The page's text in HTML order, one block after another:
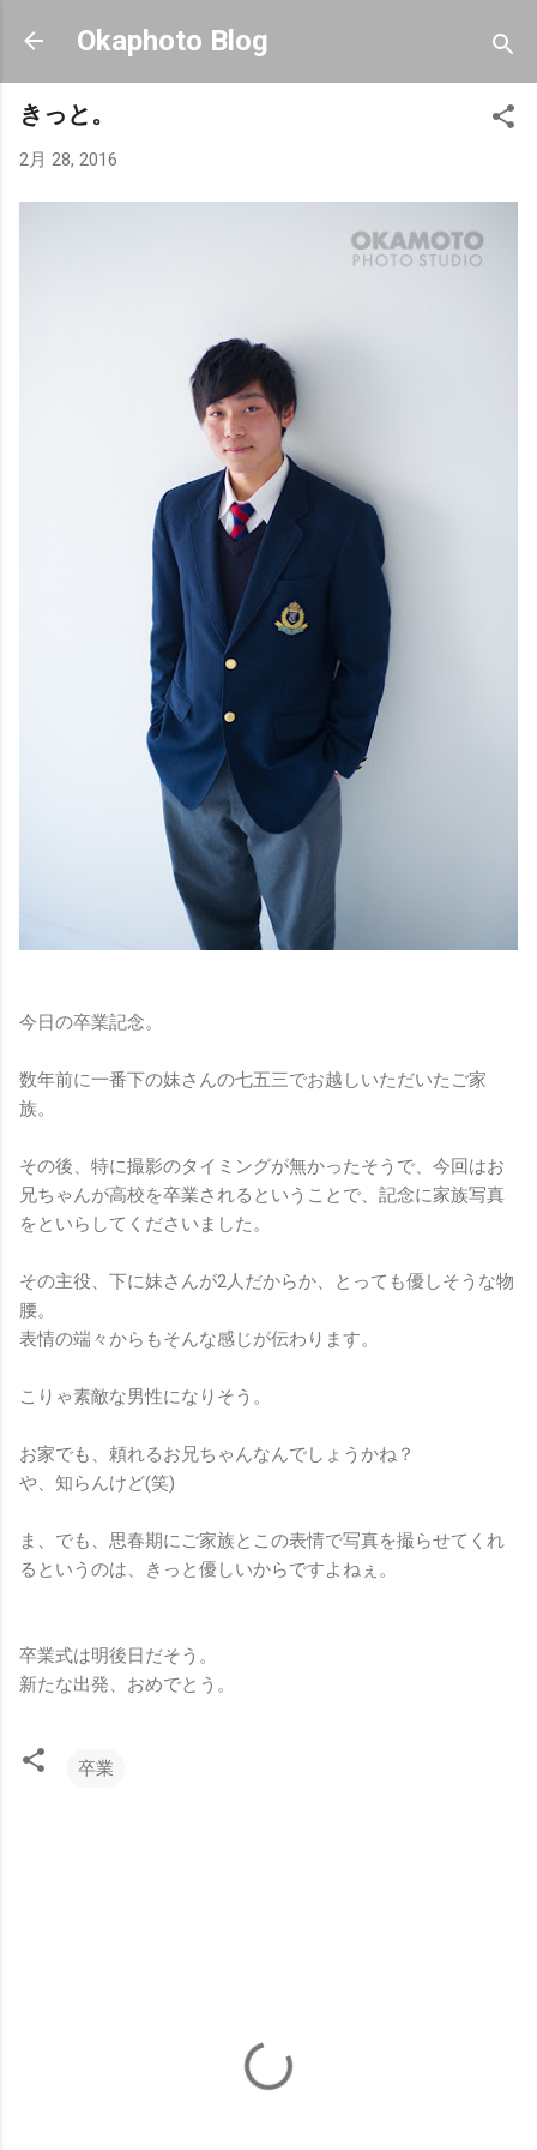
スキップしてメイン コンテンツに移動
Okaphoto Blog
きっと。
2月 28, 2016
今日の卒業記念。
数年前に一番下の妹さんの七五三でお越しいただいたご家
族。
その後、特に撮影のタイミングが無かったそうで、今回はお
兄ちゃんが高校を卒業されるということで、記念に家族写真
をといらしてくださいました。
その主役、下に妹さんが2人だからか、とっても優しそうな物
腰。
表情の端々からもそんな感じが伝わります。
こりゃ素敵な男性になりそう。
お家でも、頼れるお兄ちゃんなんでしょうかね？
や、知らんけど(笑)
ま、でも、思春期にご家族とこの表情で写真を撮らせてくれ
るというのは、きっと優しいからですよねぇ。
卒業式は明後日だそう。
新たな出発、おめでとう。
卒業